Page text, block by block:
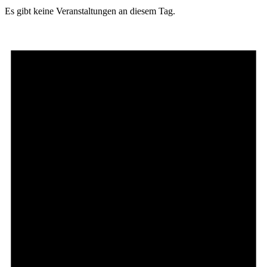
Es gibt keine Veranstaltungen an diesem Tag.